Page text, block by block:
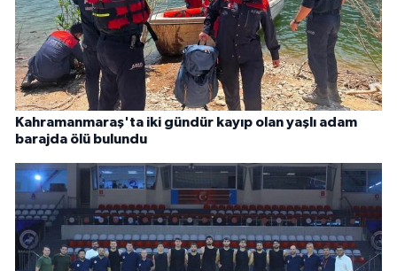
Kahramanmaraş'ta iki gündür kayıp olan yaşlı adam
barajda ölü bulundu